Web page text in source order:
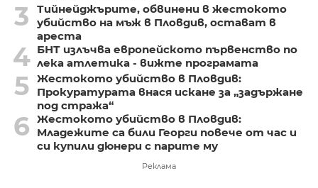
3
Тийнейджърите, обвинени в жестокото
убийство на мъж в Пловдив, остават в
ареста
4 БНТ излъчва европейското първенство по
лека атлетика - вижте програмата
5 Жестокото убийство в Пловдив:
Прокуратурата внася искане за „задържане
под стража“
6 Жестокото убийство в Пловдив:
Младежите са били Георги повече от час и
си купили дюнери с парите му
Реклама